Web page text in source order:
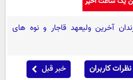
آخرین ولیعهد قاجار و نوه های
نظرات کاربران خبر قبل